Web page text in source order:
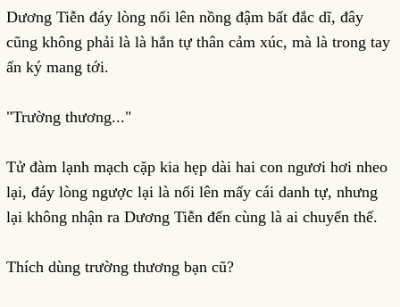
Dương Tiễn đáy lòng nổi lên nồng đậm bất đắc dĩ, đây
cũng không phải là là hắn tự thân cảm xúc, mà là trong tay
ấn ký mang tới.
"Trường thương..."
Tử đàm lạnh mạch cặp kia hẹp dài hai con ngươi hơi nheo
lại, đáy lòng ngược lại là nổi lên mấy cái danh tự, nhưng
lại không nhận ra Dương Tiễn đến cùng là ai chuyển thế.
Thích dùng trường thương bạn cũ?